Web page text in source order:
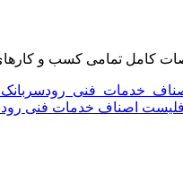
کامل تمامی کسب و
خدمات فنی رودسر
لیست اصناف خدمات فنی